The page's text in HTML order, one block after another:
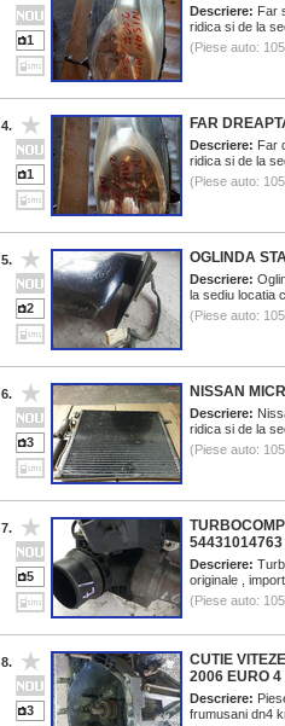
1
Descriere: Far
ridica si de la
(Piese auto:
4.
1
FAR
Descriere: Far
ridica si de la
(Piese auto:
5.
2
OGLINDA
Descriere:
la sediu locatia
(Piese auto:
6.
3
NISSAN
Descriere:
ridica si de la
(Piese auto:
7.
5
54431014763
Descriere:
originale ,
(Piese auto:
8.
3
CUTIE
2006 EURO 4
Descriere:
frumusani dn4